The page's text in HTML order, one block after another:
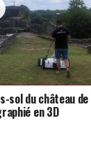
sol du château de
en 3D